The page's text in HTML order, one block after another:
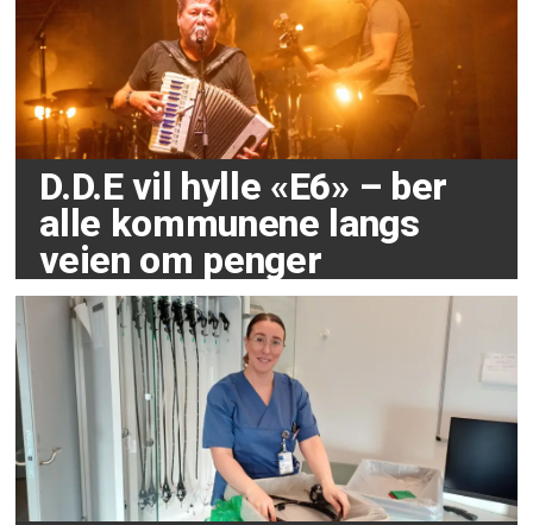
D.D.E vil hylle «E6» – ber
alle kommunene langs
veien om penger